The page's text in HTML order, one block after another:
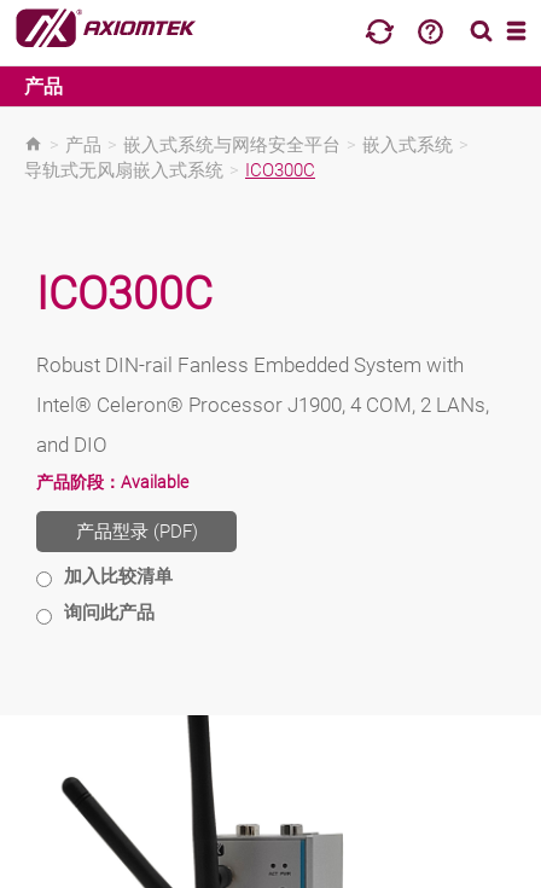
产品
> 产品 > 嵌入式系统与网络安全平台 > 嵌入式系统 >
导轨式无风扇嵌入式系统 > ICO300C
ICO300C
Robust DIN-rail Fanless Embedded System with
Intel® Celeron® Processor J1900, 4 COM, 2 LANs,
and DIO
产品阶段： Available
产品型录 (PDF)
加入比较清单
询问此产品